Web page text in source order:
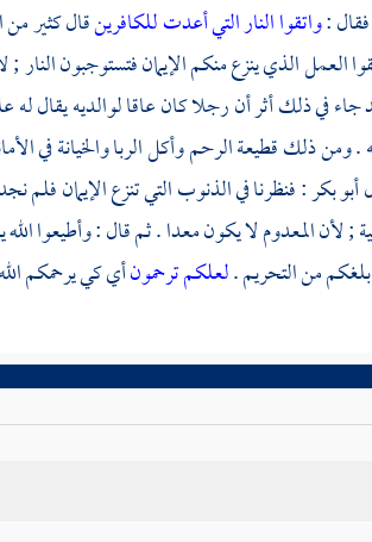
فقال :واتقوا النار التي أعدت للكافرينقال كثير
العمل الذي ينزع منكم الإيمان فتستوجبون
في ذلك أثر أن رجلا كان عاقا لوالديه يقال له
ذلك قطيعة الرحم وأكل الربا والخيانة في
أبو بكر: فنظرنا في الذنوب التي تنزع الإيمان فلم
; لأن المعدوم لا يكون معدا . ثم قال : وأطيعوا الله
بلغكم من التحريم .لعلكم ترحمونأي كي يرحمكم